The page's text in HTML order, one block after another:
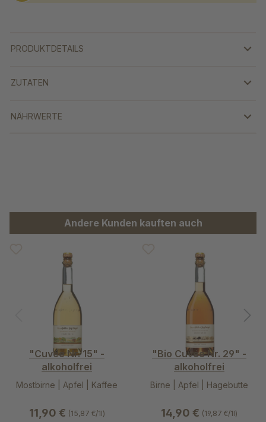
PRODUKTDETAILS
ZUTATEN
NÄHRWERTE
Produktgalerie überspringen
Andere Kunden kauften auch
"Cuvée Nr. 15" -
alkoholfrei
Mostbirne | Apfel | Kaffee
11,90 € (15,87 €/1l)
"Bio Cuvée Nr. 29" -
alkoholfrei
Birne | Apfel | Hagebutte
14,90 € (19,87 €/1l)